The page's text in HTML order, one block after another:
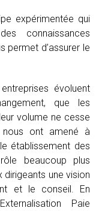
expérimentée qui
connaissances
permet d’assurer le
évoluent
que les
volume ne cesse
nous ont amené à
établissement des
beaucoup plus
une vision
et le conseil. En
Paie